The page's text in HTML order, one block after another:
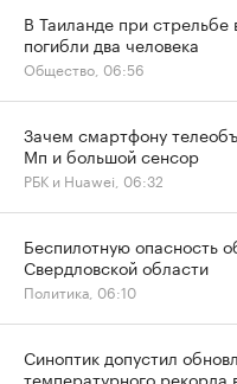
В Таиланде при стрельбе
погибли два человека
Общество, 06:56
Зачем смартфону
Мп и большой сенсор
РБК и Huawei, 06:32
Беспилотную опасность
Свердловской области
Политика, 06:10
Синоптик допустил
температурного рекорда